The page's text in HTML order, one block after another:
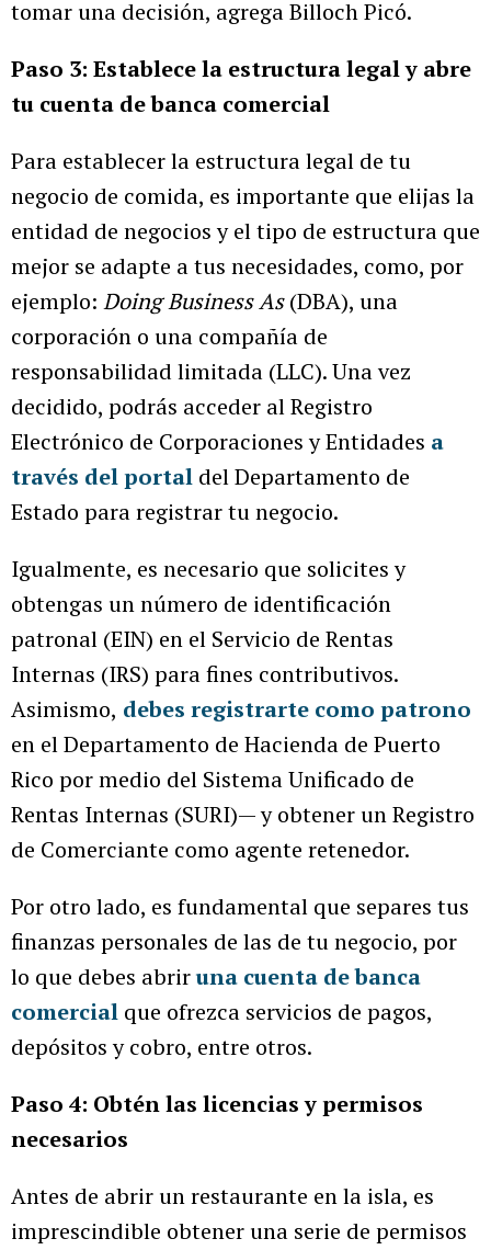
tomar una decisión, agrega Billoch Picó.
Paso 3: Establece la estructura legal y abre
tu cuenta de banca comercial
Para establecer la estructura legal de tu
negocio de comida, es importante que elijas la
entidad de negocios y el tipo de estructura que
mejor se adapte a tus necesidades, como, por
ejemplo: Doing Business As(DBA), una
corporación o una compañía de
responsabilidad limitada (LLC). Una vez
decidido, podrás acceder al Registro
Electrónico de Corporaciones y Entidades a
través del portal del Departamento de
Estado para registrar tu negocio.
Igualmente, es necesario que solicites y
obtengas un número de identificación
patronal (EIN) en el Servicio de Rentas
Internas (IRS) para fines contributivos.
Asimismo, debes registrarte como patrono
en el Departamento de Hacienda de Puerto
Rico por medio del Sistema Unificado de
Rentas Internas (SURI)— y obtener un Registro
de Comerciante como agente retenedor.
Por otro lado, es fundamental que separes tus
finanzas personales de las de tu negocio, por
lo que debes abriruna cuenta de banca
comercial que ofrezca servicios de pagos,
depósitos y cobro, entre otros.
Paso 4: Obtén las licencias y permisos
necesarios
Antes de abrir un restaurante en la isla, es
imprescindible obtener una serie de permisos